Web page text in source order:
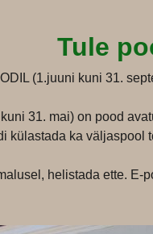
Tule
(1.juuni kuni 31.
31. mai) on pood
külastada ka väljaspool
helistada ette. E-